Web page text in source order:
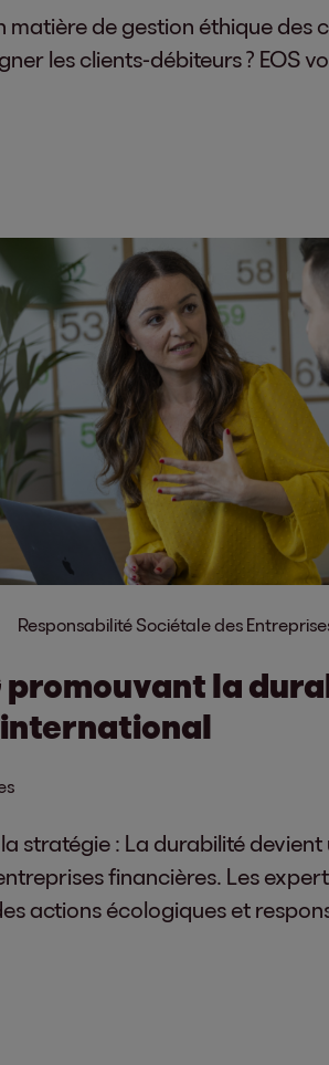
matière de gestion éthique des
les clients-débiteurs ? EOS
Responsabilité Sociétale des
promouvant la
stratégie : La durabilité devient
financières. Les
actions écologiques et